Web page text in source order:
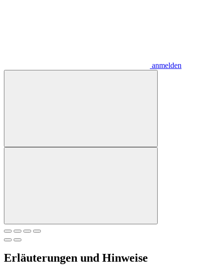
anmelden
Erläuterungen und Hinweise